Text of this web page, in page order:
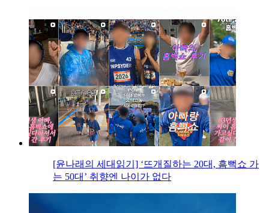
[윤나래의 세대읽기] ‘뜨개질하는 20대, 흠뻑쇼 가
는 50대’ 취향엔 나이가 없다